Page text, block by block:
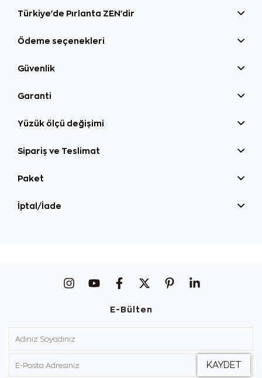
Türkiye'de Pırlanta ZEN'dir
Ödeme seçenekleri
Güvenlik
Garanti
Yüzük ölçü değişimi
Sipariş ve Teslimat
Paket
İptal/İade
E-Bülten